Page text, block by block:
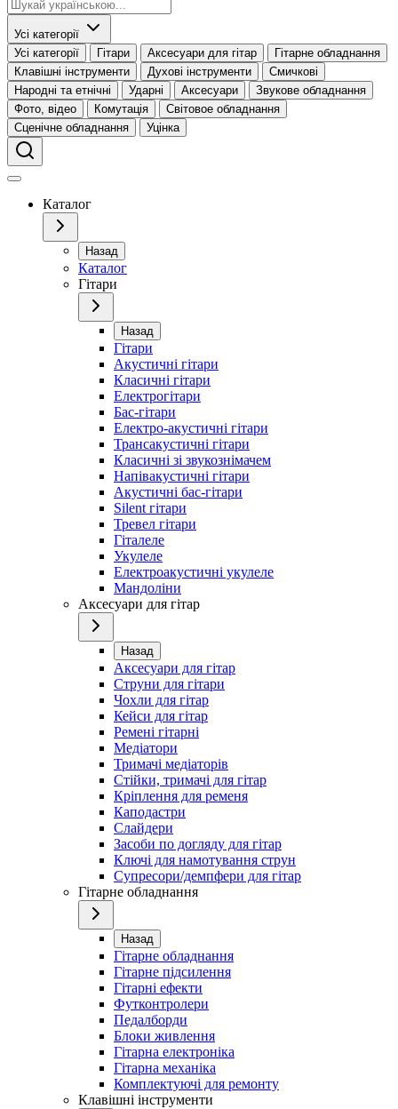
Усі категорії
Усі категорії
Гітари Аксесуари для гітар
Гітарне обладнання
Клавішні інструменти
Духові інструменти
Смичкові
Народні та етнічні
Ударні Аксесуари
Звукове обладнання
Фото, відео
Комутація
Світовое обладнання
Сценічне обладнання
Уцінка
Каталог
Назад
Каталог
Гітари
Назад
Гітари
Акустичні гітари
Класичні гітари
Електрогітари
Бас-гітари
Електро-акустичні гітари
Трансакустичні гітари
Класичні зі звукознімачем
Напівакустичні гітари
Акустичні бас-гітари
Silent гітари
Тревел гітари
Гіталеле
Укулеле
Електроакустичні укулеле
Мандоліни
Аксесуари для гітар
Назад
Аксесуари для гітар
Струни для гітари
Чохли для гітар
Кейси для гітар
Ремені гітарні
Медіатори
Тримачі медіаторів
Стійки, тримачі для гітар
Кріплення для ременя
Каподастри
Слайдери
Засоби по догляду для гітар
Ключі для намотування струн
Супресори/демпфери для гітар
Гітарне обладнання
Назад
Гітарне обладнання
Гітарне підсилення
Гітарні ефекти
Футконтролери
Педалборди
Блоки живлення
Гітарна електроніка
Гітарна механіка
Комплектуючі для ремонту
Клавішні інструменти